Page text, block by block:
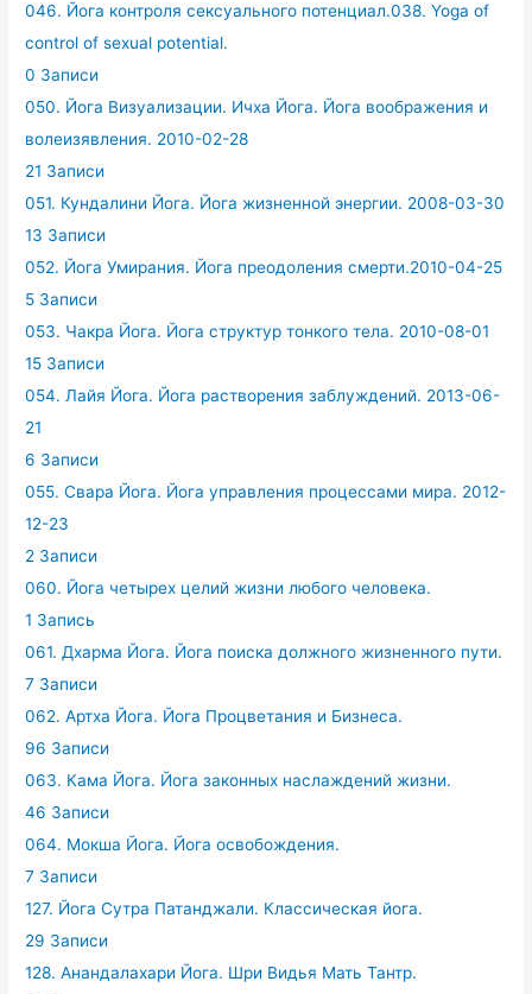
046. Йога контроля сексуального потенциал.038. Yoga of
control of sexual potential.
0 Записи
050. Йога Визуализации. Ичха Йога. Йога воображения и
волеизявления. 2010-02-28
21 Записи
051. Кундалини Йога. Йога жизненной энергии. 2008-03-30
13 Записи
052. Йога Умирания. Йога преодоления смерти.2010-04-25
5 Записи
053. Чакра Йога. Йога структур тонкого тела. 2010-08-01
15 Записи
054. Лайя Йога. Йога растворения заблуждений. 2013-06-
21
6 Записи
055. Свара Йога. Йога управления процессами мира. 2012-
12-23
2 Записи
060. Йога четырех целий жизни любого человека.
1 Запись
061. Дхарма Йога. Йога поиска должного жизненного пути.
7 Записи
062. Артха Йога. Йога Процветания и Бизнеса.
96 Записи
063. Кама Йога. Йога законных наслаждений жизни.
46 Записи
064. Мокша Йога. Йога освобождения.
7 Записи
127. Йога Сутра Патанджали. Классическая йога.
29 Записи
128. Анандалахари Йога. Шри Видья Мать Тантр.